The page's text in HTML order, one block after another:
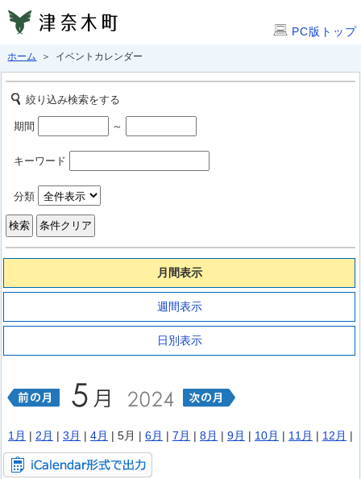
PC版トップ
ホーム ＞ イベントカレンダー
絞り込み検索をする
期間 ～
キーワード
分類
月間表示
週間表示
日別表示
1月 | 2月 | 3月 | 4月 | 5月 | 6月 | 7月 | 8月 | 9月 | 10月 | 11月 | 12月 |